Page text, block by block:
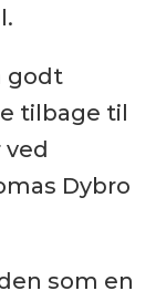
godt
tilbage til
ved
Dybro
som en